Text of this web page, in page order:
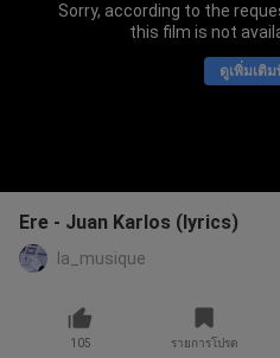
Sorry, according to the
this film is not
ดูเพิ่มเติ
Ere - Juan Karlos (lyrics)
la_musique
105 รายการโปรด